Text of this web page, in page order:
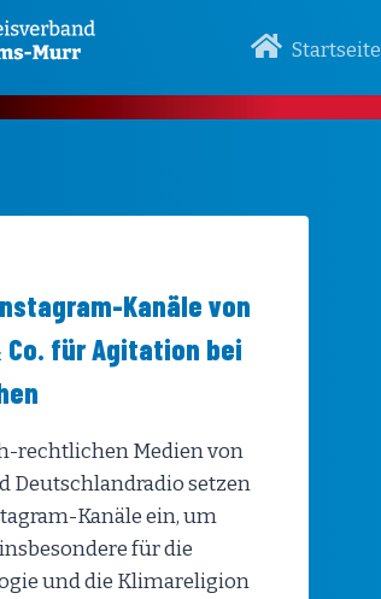
Startseite
Kanäle von
Co. für Agitation bei
rechtlichen Medien von
Deutschlandradio setzen
Kanäle ein, um
für die
und die Klimareligion